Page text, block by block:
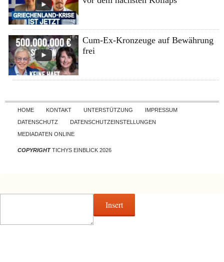
Cum-Ex-Kronzeuge auf Bewährung
frei
Skip to content
HOME KONTAKT UNTERSTÜTZUNG
IMPRESSUM
DATENSCHUTZ
DATENSCHUTZEINSTELLUNGEN
MEDIADATEN ONLINE
COPYRIGHTTICHYS EINBLICK 2026
Insert